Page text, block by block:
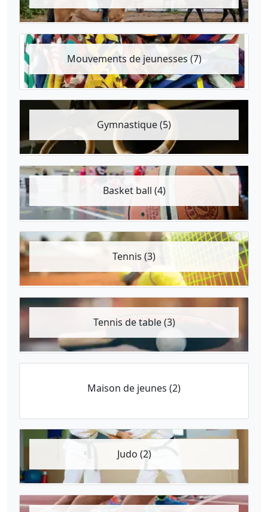
Mouvements de jeunesses (7)
Gymnastique (5)
Basket ball (4)
Tennis (3)
Tennis de table (3)
Maison de jeunes (2)
Judo (2)